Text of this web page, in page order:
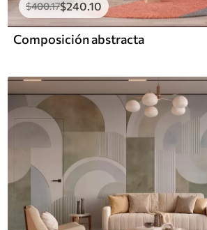
$400.17$240 .10
Composición abstracta